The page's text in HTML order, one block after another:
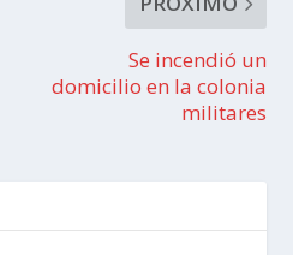
Se incendió un
domicilio en la colonia
militares